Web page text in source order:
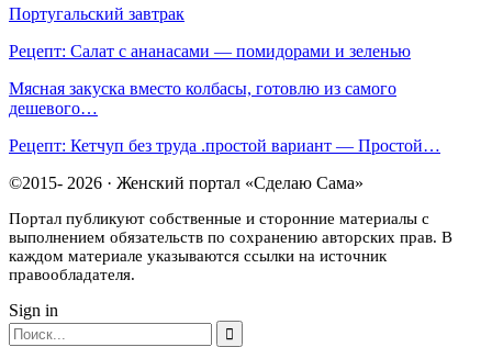
Португальский завтрак
Рецепт: Салат с ананасами — помидорами и зеленью
Мясная закуска вместо колбасы, готовлю из самого
дешевого…
Рецепт: Кетчуп без труда .простой вариант — Простой…
©2015- 2026 · Женский портал «Сделаю Сама»
Портал публикуют собственные и сторонние материалы с
выполнением обязательств по сохранению авторских прав. В
каждом материале указываются ссылки на источник
правообладателя.
Sign in